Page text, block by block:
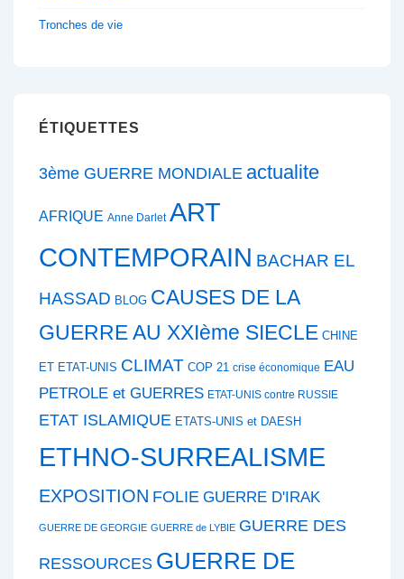
Tronches de vie
ÉTIQUETTES
3ème GUERRE MONDIALE actualite
AFRIQUE Anne Darlet ART
CONTEMPORAIN BACHAR EL
HASSAD BLOG CAUSES DE LA
GUERRE AU XXIème SIECLE CHINE
ET ETAT-UNIS CLIMAT COP 21 crise économique EAU
PETROLE et GUERRES ETAT-UNIS contre RUSSIE
ETAT ISLAMIQUE ETATS-UNIS et DAESH
ETHNO-SURREALISME
EXPOSITION FOLIE GUERRE D'IRAK
GUERRE DE GEORGIE GUERRE de LYBIE GUERRE DES
RESSOURCES GUERRE DE